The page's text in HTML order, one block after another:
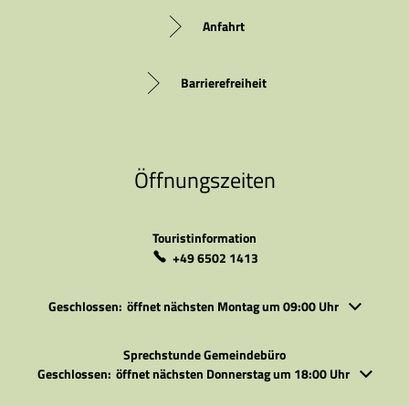
Anfahrt
Barrierefreiheit
Öffnungszeiten
Touristinformation
+49 6502 1413
Klicken, um weitere Öffnungs- oder Schließzeiten auszublenden
Geschlossen: öffnet nächsten Montag um 09:00 Uhr
Sprechstunde Gemeindebüro
Klicken, um weitere Öffnungs- oder Schließzeiten auszublenden
Geschlossen: öffnet nächsten Donnerstag um 18:00 Uhr